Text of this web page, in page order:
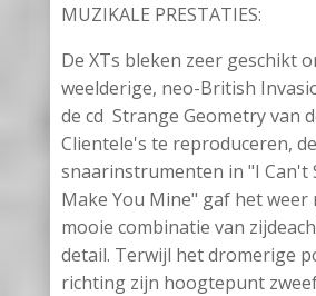
MUZIKALE PRESTATIES:
De XTs bleken zeer geschikt
weelderige, neo-British
de cd Strange Geometry van
Clientele's te reproduceren,
snaarinstrumenten in "I Can't
Make You Mine" gaf het weer
mooie combinatie van
detail. Terwijl het dromerige
richting zijn hoogtepunt